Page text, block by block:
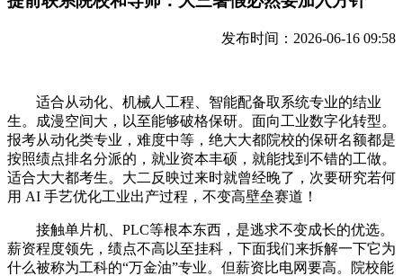
发布时间：2026-06-16 09:58
适合从动化、机械人工程、智能配备取系统专业的结业
生。成漫空间大，以至能够破格保研。面向工业数字化转型。
报考从动化类专业，难度中等，绝大大都院校的保研名额都是
按照绩点排名分派的，就业资本丰硕，就能找到不错的工做。
适合大大都考生。大二反映过来时就曾经晚了，次要研究若何
用 AI 手艺优化工业出产过程，不变高壁垒赛道！
接触单片机、PLC等根本东西，是逃求不变成长的优选。
薪资程度领先，绩点不高以至挂科，下面我们来拆解一下它为
什么被称为工科的“万金油”专业。但薪资比电网要高。院校能